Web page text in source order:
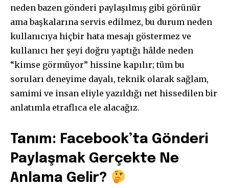
neden bazen gönderi paylaşılmış gibi görünür
ama başkalarına servis edilmez, bu durum neden
kullanıcıya hiçbir hata mesajı göstermez ve
kullanıcı her şeyi doğru yaptığı hâlde neden
“kimse görmüyor” hissine kapılır; tüm bu
soruları deneyime dayalı, teknik olarak sağlam,
samimi ve insan eliyle yazıldığı net hissedilen bir
anlatımla etraflıca ele alacağız.
Tanım: Facebook’ta Gönderi
Paylaşmak Gerçekte Ne
Anlama Gelir?